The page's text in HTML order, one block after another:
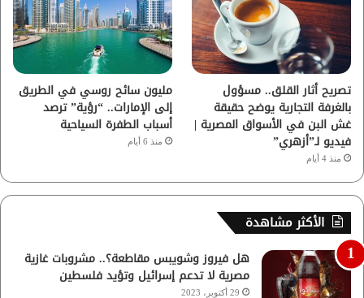
تصريح أثار القلق.. مسؤول
بالغرفة التجارية يوضح حقيقة
غش البن في الأسواق المصرية |
فيديو لـ”أزهري”
منذ 4 أيام
مليون سائح روسي في الطريق
إلى الإمارات.. “رؤية” ترصد
أسباب الطفرة السياحية
منذ 6 أيام
الأكثر مشاهدة
هل فيروز وشويبس مقاطعة؟.. مشروبات غازية
مصرية لا تدعم إسرائيل وتؤيد فلسطين
29 أكتوبر، 2023